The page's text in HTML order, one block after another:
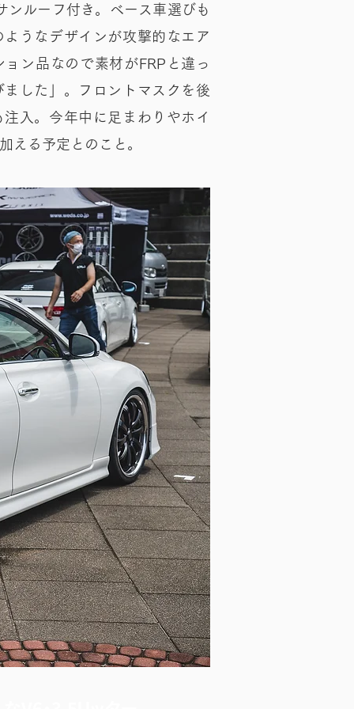
ンルーフ付き。ベース車選びも
うなデザインが攻撃的なエア
ン品なので素材がFRPと違っ
した」。フロントマスクを後
入。今年中に足まわりやホイ
える予定とのこと。